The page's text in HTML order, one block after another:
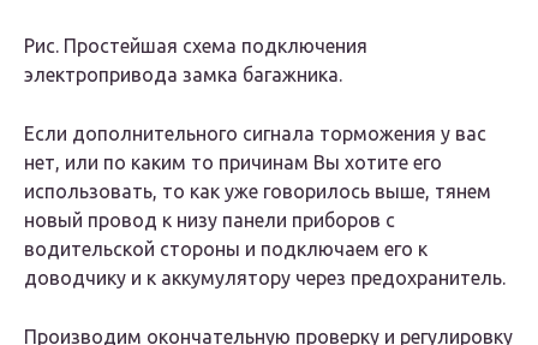
Рис. Простейшая схема подключения
электропривода замка багажника.
Если дополнительного сигнала торможения у вас
нет, или по каким то причинам Вы хотите его
использовать, то как уже говорилось выше, тянем
новый провод к низу панели приборов с
водительской стороны и подключаем его к
доводчику и к аккумулятору через предохранитель.
Производим окончательную проверку и регулировку